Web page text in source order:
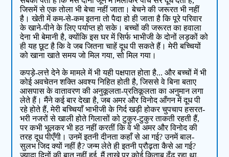
जिसमें से एक तोला भी बेचा नहीं जाता। बेचने की जरूरत भी नहीं
है। खेती में कम-से-कम इतना तो पैदा हो ही जाता है कि पूरे परिवार
के खाने-पीने के लिए पर्याप्त हो सके। बच्चों की जरूरत का हवाला
देना भी बेमानी है, क्योंकि इस घर में सिर्फ भाभीजी के दोनों लड़कों को
ही यह छूट है कि वे जब जितना चाहें दूध पी सकते हैं। मेरी बच्चियों
को खाना खाते समय जो मिल गया, सो मिल गया।
कपड़े-लत्ते देने के मामले में भी यही पक्षपात होता है... और बच्चों में भी
कोई अवचेतन शक्ति अवश्य निहित होती है, जिससे वे बिना बताए
आसपास के वातावरण की अनुकूलता-प्रतिकूलता का अनुमान लगा
लेते हैं। मैंने कई बार देखा है, जब अमर और विनोद आँगन में दूध पी
रहे होते हैं, मेरी बच्चियाँ भाभीजी के गिर्द खड़ी होकर चुपचाप हसरत-
भरी नजरों से खाली होते गिलासों को टुकुर-टुकुर ताकती रहती हैं,
पर कभी भूलकर भी हठ नहीं करतीं कि वे भी अमर और विनोद की
तरह दूध पीएँगी। उनमें इतनी दीनता कहाँ से आ गई? उनमें बाल-
सुलभ जिद क्यों नहीं है? जन्म लेते ही इतनी प्रौढ़ता कैसे आ गई?